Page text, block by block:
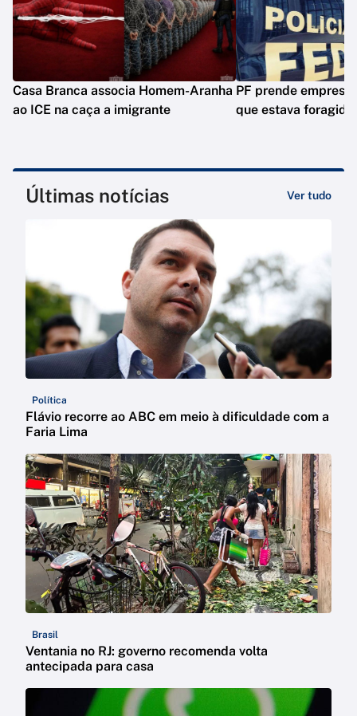
Casa Branca associa Homem-Aranha
ao ICE na caça a imigrante
PF prende
que estava foragido
Últimas notícias Ver tudo
Política
Flávio recorre ao ABC em meio à dificuldade com a
Faria Lima
Brasil
Ventania no RJ: governo recomenda volta
antecipada para casa